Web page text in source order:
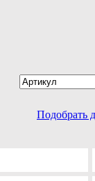
Подобрать